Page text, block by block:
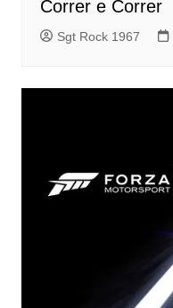
Correr e Correr
Sgt Rock 1967